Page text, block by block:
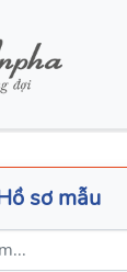
sơ mẫu